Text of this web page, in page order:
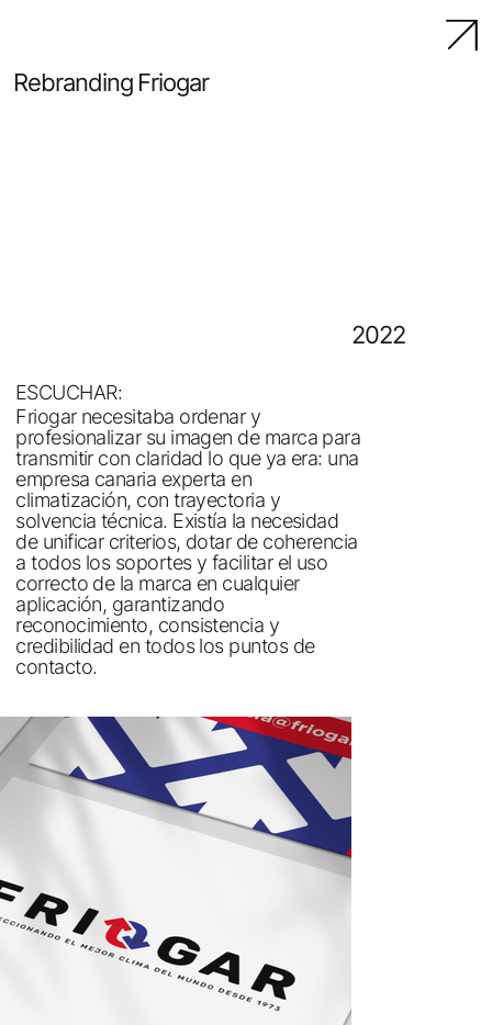
Rebranding Friogar
2022
ESCUCHAR:
Friogar necesitaba ordenar y
profesionalizar su imagen de marca para
transmitir con claridad lo que ya era: una
empresa canaria experta en
climatización, con trayectoria y
solvencia técnica. Existía la necesidad
de unificar criterios, dotar de coherencia
a todos los soportes y facilitar el uso
correcto de la marca en cualquier
aplicación, garantizando
reconocimiento, consistencia y
credibilidad en todos los puntos de
contacto.